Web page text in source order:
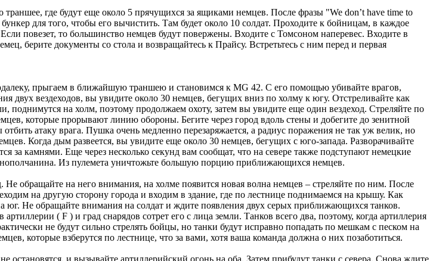
траншее, где будут еще около 5 прячущихся за ящиками немцев. После фразы "We don’t have time to
для того, чтобы его вычистить. Там будет около 10 солдат. Проходите к бойницам, в каждое
повезет, то большинство немцев будут повержены. Входите с Томсоном наперевес. Входите в
берите документы со стола и возвращайтесь к Прайсу. Встретьтесь с ним перед и первая
прыгаем в ближайшую траншею и становимся к MG 42. С его помощью убивайте врагов,
двух вездеходов, вы увидите около 30 немцев, бегущих вниз по холму к югу. Отстреливайте как
поднимутся на холм, поэтому продолжаем охоту, затем вы увидите еще один вездеход. Стреляйте по
которые прорывают линию обороны. Бегите через город вдоль стены и добегите до зенитной
атаку врага. Пушка очень медленно перезаряжается, а радиус поражения не так уж велик, но
Когда дым развеется, вы увидите еще около 30 немцев, бегущих с юго-запада. Разворачивайте
за камнями. Еще через несколько секунд вам сообщат, что на севере также подступают немецкие
Из пулемета уничтожьте большую порцию приближающихся немцев.
обращайте на него внимания, на холме появится новая волна немцев – стреляйте по ним. После
на другую сторону города и входим в здание, где по лестнице поднимаемся на крышу. Как
юг. Не обращайте внимания на солдат и ждите появления двух серых приближающихся танков.
( F ) и град снарядов сотрет его с лица земли. Танков всего два, поэтому, когда артиллерия
не будут сильно стрелять бойцы, но танки будут исправно попадать по мешкам с песком на
которые взберутся по лестнице, что за вами, хотя ваша команда должна о них позаботиться.
остановятся, и вызывайте артиллерийский огонь на оба. Затем прибудут танки с севера. Снова ждите